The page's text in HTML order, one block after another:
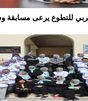
للتطوع يرعى مسابقة